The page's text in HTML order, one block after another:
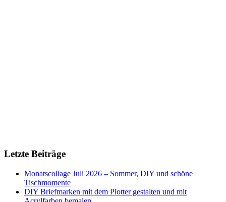
Letzte Beiträge
Monatscollage Juli 2026 – Sommer, DIY und schöne
Tischmomente
DIY Briefmarken mit dem Plotter gestalten und mit